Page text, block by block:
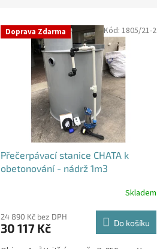
nV Doprava Zdarma
Přečerpávací stanice CHATA k
obetonování - nádrž 1m3
Skladem
24 890 Kč bez DPH
30 117 Kč Do košíku
Kód: 1805/21-2